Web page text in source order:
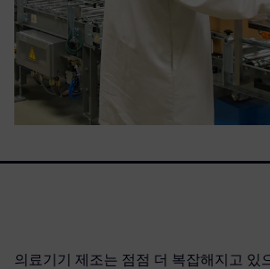
의료기기 제조는 점점 더 복잡해지고 있